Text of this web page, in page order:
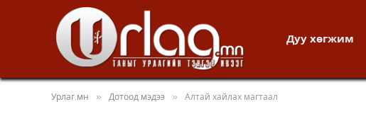
Дуу хөгжим
Урлаг.мн » Дотоод мэдээ » Алтай хайлах магтаал